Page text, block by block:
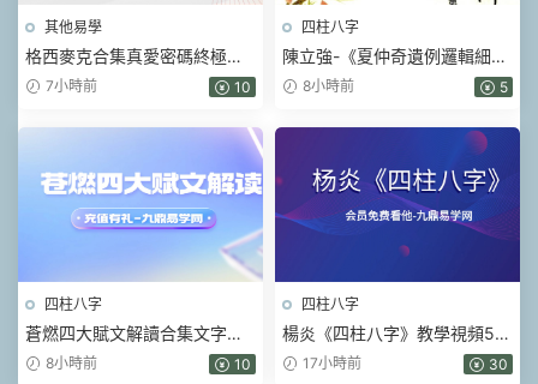
其他易學
格西麥克合集真愛密碼終極商
業智慧金剛經智慧人生當和尚
7小時前 10
四柱八字
陳立強-《夏仲奇遺例邏輯細解
【第 1~7 篇】、》174頁–彩色
8小時前 5
四柱八字
蒼燃四大賦文解讀合集文字版
pdf8小時前 10
四柱八字
楊炎《四柱八字》教學視頻56
集 17小時前 30